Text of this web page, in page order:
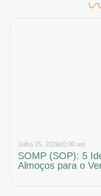
Julho 25, 202610:00 am
SOMP (SOP): 5
Almoços para o